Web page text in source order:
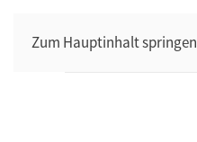
Zum Hauptinhalt springen